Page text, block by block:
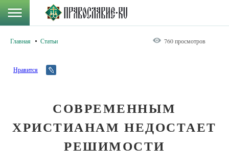
Главная Статьи 760 просмотров
Нравится
СОВРЕМЕННЫМ
ХРИСТИАНАМ НЕДОСТАЕТ
РЕШИМОСТИ